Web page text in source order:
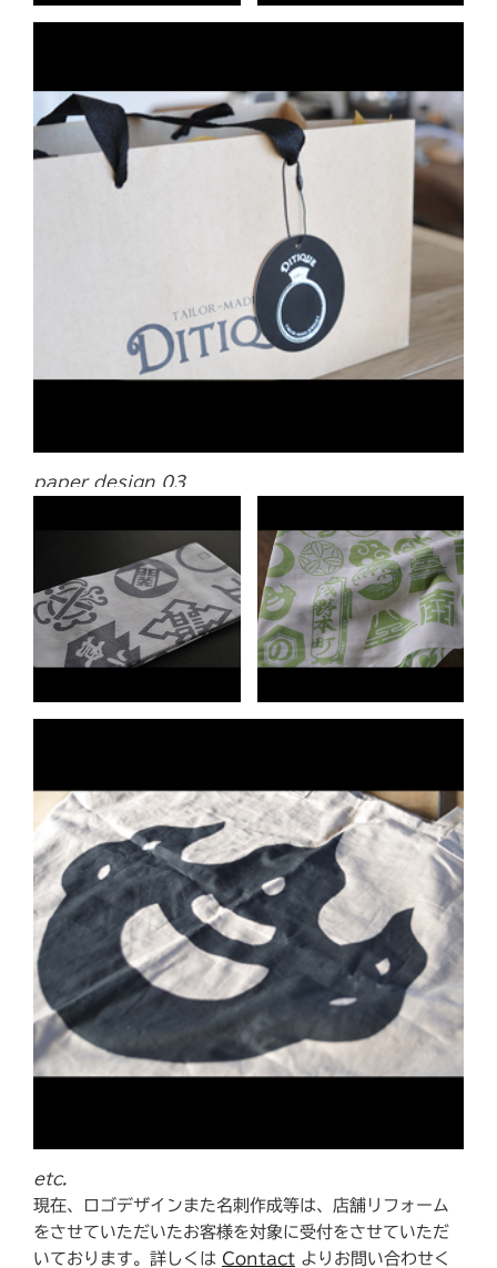
paper design 03
etc.
現在、ロゴデザインまた名刺作成等は、店舗リフォーム
をさせていただいたお客様を対象に受付をさせていただ
いております。詳しくは Contact よりお問い合わせく